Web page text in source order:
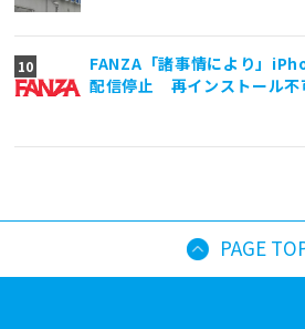
FANZA「諸事情により」
配信停止 再インストール不
PAGE